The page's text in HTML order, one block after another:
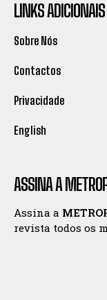
LINKS ADICIONAIS
Sobre Nós
Contactos
Privacidade
English
ASSINA A
Assina a
revista todos os